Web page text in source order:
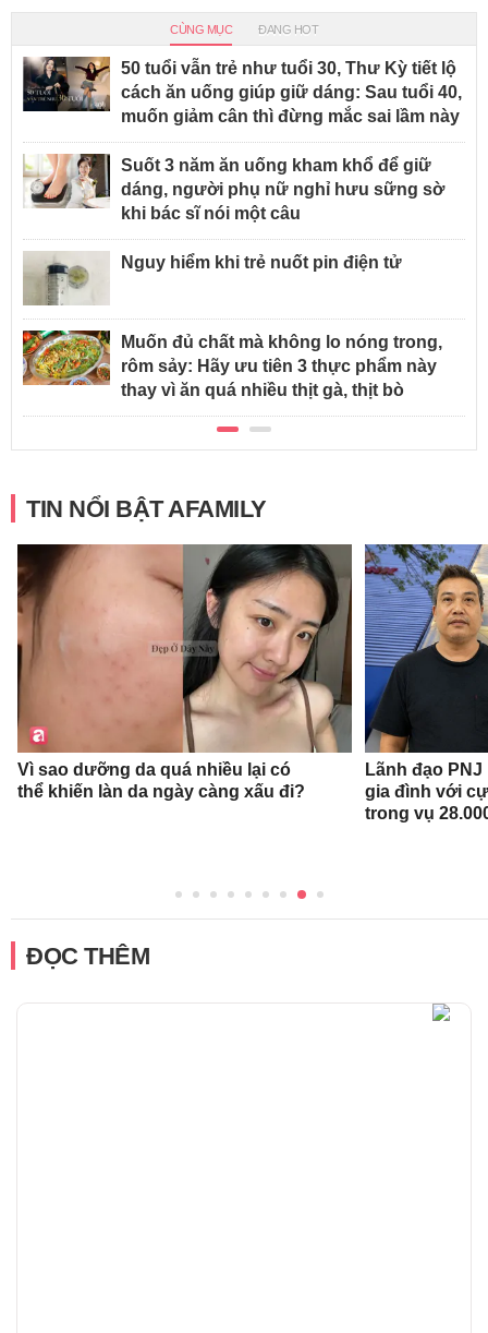
CÙNG MỤC ĐANG HOT
50 tuổi vẫn trẻ như tuổi 30, Thư Kỳ tiết lộ
cách ăn uống giúp giữ dáng: Sau tuổi 40,
muốn giảm cân thì đừng mắc sai lầm này
Suốt 3 năm ăn uống kham khổ để giữ
dáng, người phụ nữ nghỉ hưu sững sờ
khi bác sĩ nói một câu
Nguy hiểm khi trẻ nuốt pin điện tử
Muốn đủ chất mà không lo nóng trong,
rôm sảy: Hãy ưu tiên 3 thực phẩm này
thay vì ăn quá nhiều thịt gà, thịt bò
TIN NỔI BẬT AFAMILY
Vì sao dưỡng da quá nhiều lại có
thể khiến làn da ngày càng xấu đi?
Lãnh đạo
gia đình với
trong vụ
ĐỌC THÊM